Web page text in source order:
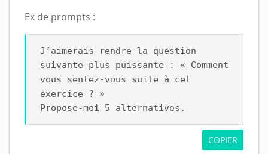
Ex de prompts :
J’aimerais rendre la question
suivante plus puissante : « Comment
vous sentez-vous suite à cet
exercice ? »
Propose-moi 5 alternatives.
COPIER